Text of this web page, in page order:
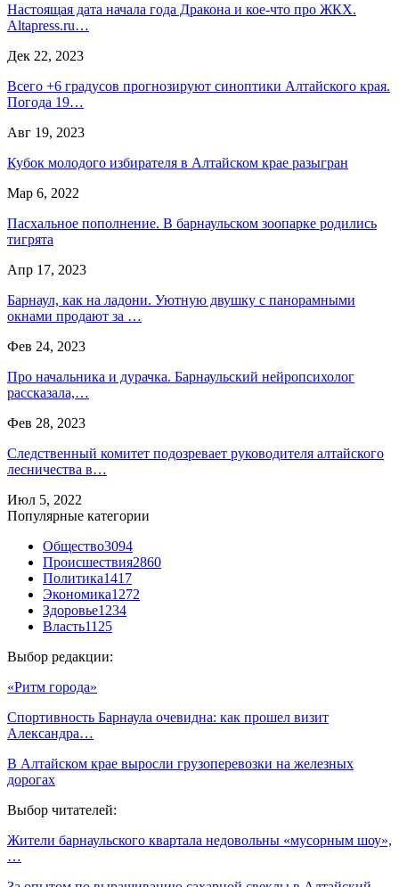
Настоящая дата начала года Дракона и кое-что про ЖКХ.
Altapress.ru…
Дек 22, 2023
Всего +6 градусов прогнозируют синоптики Алтайского края.
Погода 19…
Авг 19, 2023
Кубок молодого избирателя в Алтайском крае разыгран
Мар 6, 2022
Пасхальное пополнение. В барнаульском зоопарке родились
тигрята
Апр 17, 2023
Барнаул, как на ладони. Уютную двушку с панорамными
окнами продают за …
Фев 24, 2023
Про начальника и дурачка. Барнаульский нейропсихолог
рассказала,…
Фев 28, 2023
Следственный комитет подозревает руководителя алтайского
лесничества в…
Июл 5, 2022
Популярные категории
Общество3094
Происшествия2860
Политика1417
Экономика1272
Здоровье1234
Власть1125
Выбор редакции:
«Ритм города»
Спортивность Барнаула очевидна: как прошел визит
Александра…
В Алтайском крае выросли грузоперевозки на железных
дорогах
Выбор читателей:
Жители барнаульского квартала недовольны «мусорным шоу»,
…